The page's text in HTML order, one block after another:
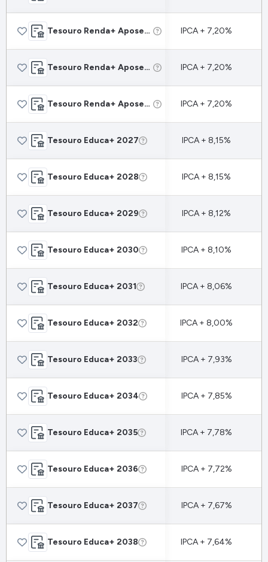
Tesouro Renda+ Aposentadoria Extra 2055 IPCA + 7,20%
Tesouro Renda+ Aposentadoria Extra 2060 IPCA + 7,20%
Tesouro Renda+ Aposentadoria Extra 2065 IPCA + 7,20%
Tesouro Educa+ 2027 IPCA + 8,15%
Tesouro Educa+ 2028 IPCA + 8,15%
Tesouro Educa+ 2029 IPCA + 8,12%
Tesouro Educa+ 2030 IPCA + 8,10%
Tesouro Educa+ 2031 IPCA + 8,06%
Tesouro Educa+ 2032 IPCA + 8,00%
Tesouro Educa+ 2033 IPCA + 7,93%
Tesouro Educa+ 2034 IPCA + 7,85%
Tesouro Educa+ 2035 IPCA + 7,78%
Tesouro Educa+ 2036 IPCA + 7,72%
Tesouro Educa+ 2037 IPCA + 7,67%
Tesouro Educa+ 2038 IPCA + 7,64%